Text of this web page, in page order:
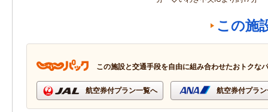
この施
この施設と交通手段を自由に組み合わせたおトクな
航空券付プラン一覧へ 航空券付プラ